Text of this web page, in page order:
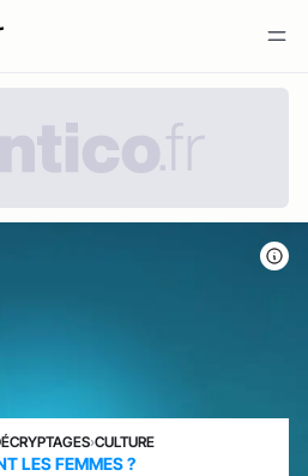
›CULTURE
LES FEMMES ?